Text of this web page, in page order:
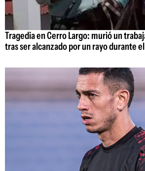
Tragedia en Cerro Largo: murió un
tras ser alcanzado por un rayo durante